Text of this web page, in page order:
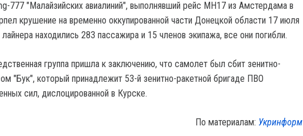
777 "Малайзийских авиалиний", выполнявший рейс MH17 из Амстердама в
крушение на временно оккупированной части Донецкой области 17 июля
находились 283 пассажира и 15 членов экипажа, все они погибли.
группа пришла к заключению, что самолет был сбит зенитно-
"Бук", который принадлежит 53-й зенитно-ракетной бригаде ПВО
сил, дислоцированной в Курске.
По материалам: Укринформ